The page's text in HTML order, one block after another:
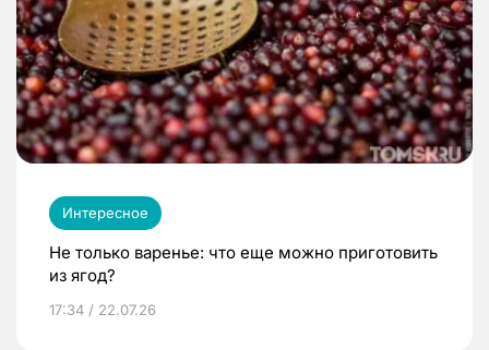
Интересное
Не только варенье: что еще можно приготовить
из ягод?
17:34 / 22.07.26